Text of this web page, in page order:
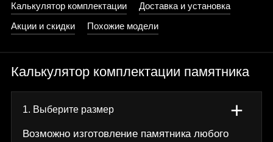
Калькулятор комплектации
Доставка и установка
Акции и скидки
Похожие модели
Калькулятор комплектации памятника
+
1. Выберите размер
Возможно изготовление памятника любого